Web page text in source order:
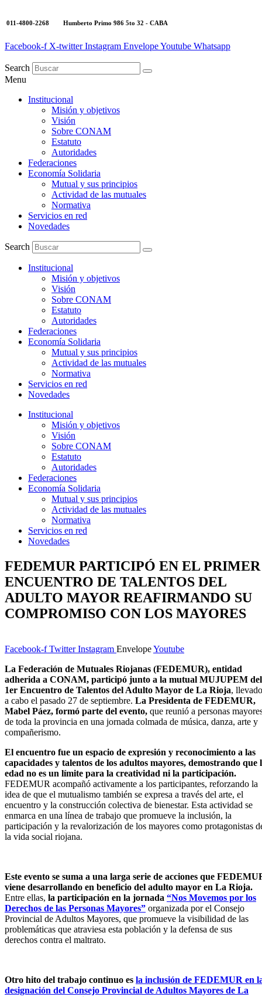
011-4800-2268 Humberto Primo 986 5to 32 - CABA
Facebook-f X-twitter Instagram EnvelopeYoutube Whatsapp
Search
Menu
Institucional
Misión y objetivos
Visión
Sobre CONAM
Estatuto
Autoridades
Federaciones
Economía Solidaria
Mutual y sus principios
Actividad de las mutuales
Normativa
Servicios en red
Novedades
Search
Institucional
Misión y objetivos
Visión
Sobre CONAM
Estatuto
Autoridades
Federaciones
Economía Solidaria
Mutual y sus principios
Actividad de las mutuales
Normativa
Servicios en red
Novedades
Institucional
Misión y objetivos
Visión
Sobre CONAM
Estatuto
Autoridades
Federaciones
Economía Solidaria
Mutual y sus principios
Actividad de las mutuales
Normativa
Servicios en red
Novedades
FEDEMUR PARTICIPÓ EN EL PRIMER
ENCUENTRO DE TALENTOS DEL
ADULTO MAYOR REAFIRMANDO SU
COMPROMISO CON LOS MAYORES
Facebook-f Twitter Instagram EnvelopeYoutube
La Federación de Mutuales Riojanas (FEDEMUR), entidad
adherida a CONAM, participó junto a la mutual MUJUPEM del
1er Encuentro de Talentos del Adulto Mayor de La Rioja, llevado
a cabo el pasado 27 de septiembre. La Presidenta de FEDEMUR,
Mabel Páez, formó parte del evento, que reunió a personas
de toda la provincia en una jornada colmada de música, danza, arte y
compañerismo.
El encuentro fue un espacio de expresión y reconocimiento a las
capacidades y talentos de los adultos mayores, demostrando que
edad no es un límite para la creatividad ni la participación.
FEDEMUR acompañó activamente a los participantes, reforzando la
idea de que el mutualismo también se expresa a través del arte, el
encuentro y la construcción colectiva de bienestar. Esta actividad se
enmarca en una línea de trabajo que promueve la inclusión, la
participación y la revalorización de los mayores como protagonistas
la vida social riojana.
Este evento se suma a una larga serie de acciones que
viene desarrollando en beneficio del adulto mayor en La Rioja.
Entre ellas, la participación en la jornada “Nos Movemos por los
Derechos de las Personas Mayores” organizada por el Consejo
Provincial de Adultos Mayores, que promueve la visibilidad de las
problemáticas que atraviesa esta población y la defensa de sus
derechos contra el maltrato.
Otro hito del trabajo continuo es la inclusión de FEDEMUR en
designación del Consejo Provincial de Adultos Mayores de La